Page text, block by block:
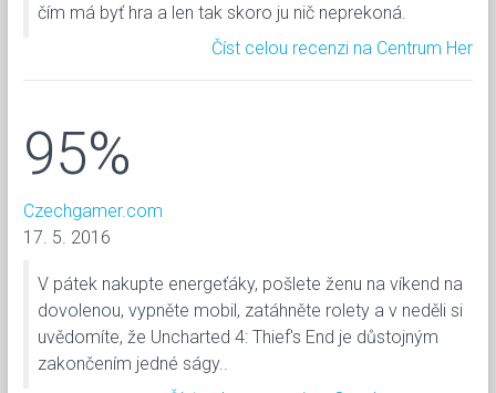
čím má byť hra a len tak skoro ju nič neprekoná.
Číst celou recenzi na Centrum Her
95%
Czechgamer.com
17. 5. 2016
V pátek nakupte energeťáky, pošlete ženu na víkend na
dovolenou, vypněte mobil, zatáhněte rolety a v neděli si
uvědomíte, že Uncharted 4: Thief's End je důstojným
zakončením jedné ságy..